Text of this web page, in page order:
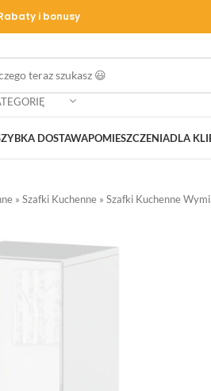
i bonusy
DOSTAWAPOMIESZCZENIADLA
» Szafki Kuchenne » Szafki Kuchenne